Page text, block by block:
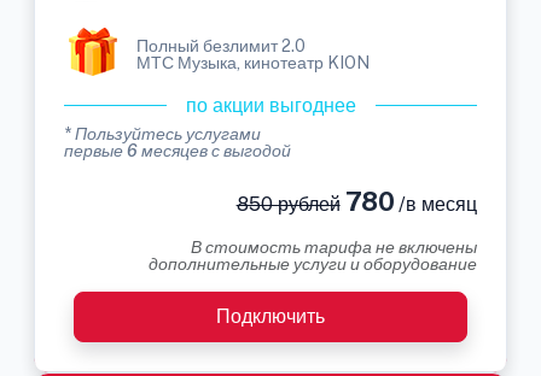
Полный безлимит 2.0
МТС Музыка, кинотеатр KION
по акции выгоднее
* Пользуйтесь услугами
первые 6 месяцев с выгодой
850 рублей780 /в месяц
В стоимость тарифа не включены
дополнительные услуги и оборудование
Подключить